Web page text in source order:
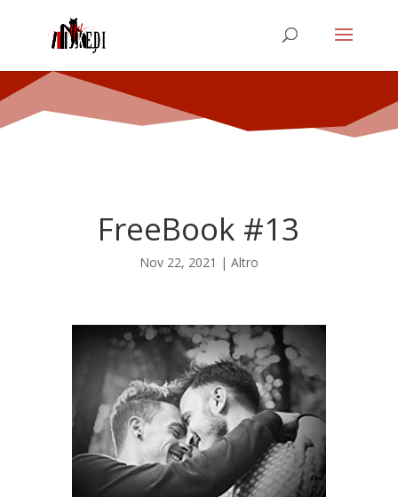
FreeBook #13
Nov 22, 2021 | Altro